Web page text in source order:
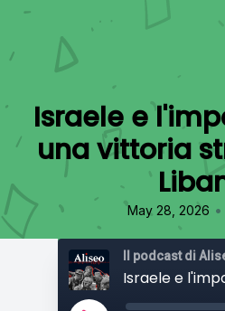
Israele e
una vittoria
May 28, 2026 •
Il podcast di